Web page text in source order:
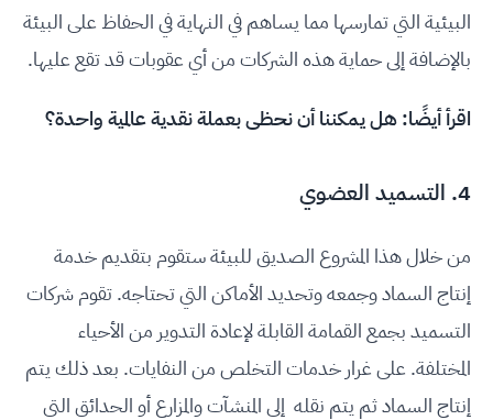
البيئية التي تمارسها مما يساهم في النهاية في الحفاظ على البيئة
بالإضافة إلى حماية هذه الشركات من أي عقوبات قد تقع عليها.
اقرأ أيضًا:هل يمكننا أن نحظى بعملة نقدية عالمية واحدة؟
4. التسميد العضوي
من خلال هذا المشروع الصديق للبيئة ستقوم بتقديم خدمة
إنتاج السماد وجمعه وتحديد الأماكن التي تحتاجه. تقوم شركات
التسميد بجمع القمامة القابلة لإعادة التدوير من الأحياء
المختلفة. على غرار خدمات التخلص من النفايات. بعد ذلك يتم
إنتاج السماد ثم يتم نقله إلى المنشآت والمزارع أو الحدائق التي